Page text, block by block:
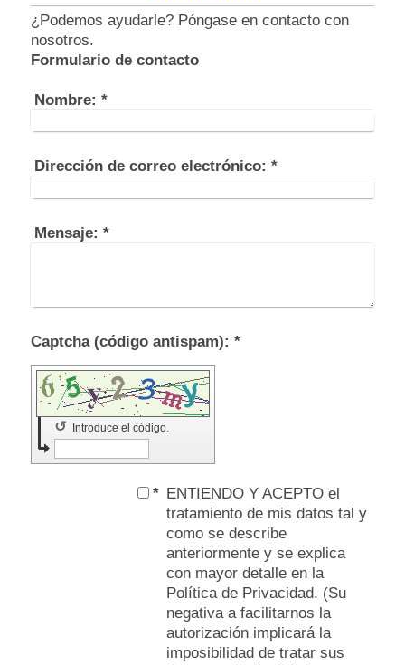
¿Podemos ayudarle? Póngase en contacto con
nosotros.
Formulario de contacto
Nombre: *
Dirección de correo electrónico: *
Mensaje: *
Captcha (código antispam): *
Introduce el código.
↺
* ENTIENDO Y ACEPTO el
tratamiento de mis datos tal y
como se describe
anteriormente y se explica
con mayor detalle en la
Política de Privacidad. (Su
negativa a facilitarnos la
autorización implicará la
imposibilidad de tratar sus